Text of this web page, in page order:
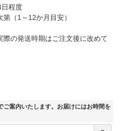
程度
（1～12か月目安）
の発送時期はご注文後に改めて
ご案内いたします。お届けにはお時間を